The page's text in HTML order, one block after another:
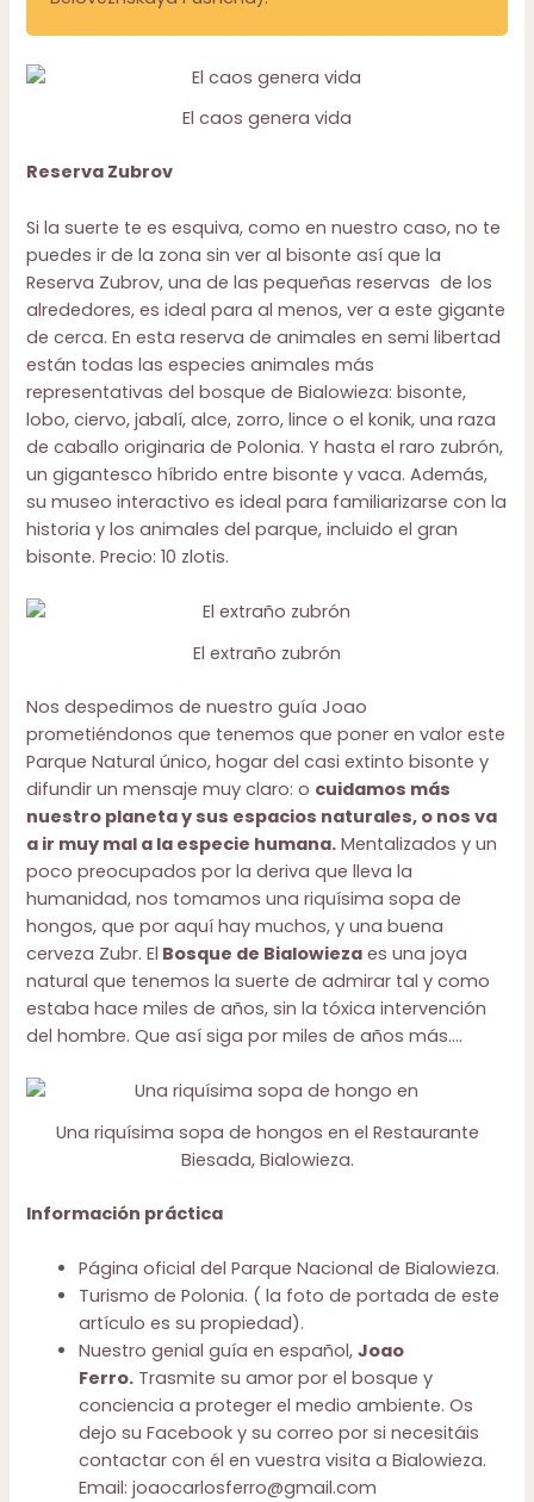
El caos genera vida
Reserva Zubrov
Si la suerte te es esquiva, como en nuestro caso, no te
puedes ir de la zona sin ver al bisonte así que la
Reserva Zubrov, una de las pequeñas reservas de los
alrededores, es ideal para al menos, ver a este gigante
de cerca. En esta reserva de animales en semi libertad
están todas las especies animales más
representativas del bosque de Bialowieza: bisonte,
lobo, ciervo, jabalí, alce, zorro, lince o el konik, una raza
de caballo originaria de Polonia. Y hasta el raro zubrón,
un gigantesco híbrido entre bisonte y vaca. Además,
su museo interactivo es ideal para familiarizarse con la
historia y los animales del parque, incluido el gran
bisonte. Precio: 10 zlotis.
El extraño zubrón
Nos despedimos de nuestro guía Joao
prometiéndonos que tenemos que poner en valor este
Parque Natural único, hogar del casi extinto bisonte y
difundir un mensaje muy claro: o cuidamos más
nuestro planeta y sus espacios naturales, o nos va
a ir muy mal a la especie humana. Mentalizados y un
poco preocupados por la deriva que lleva la
humanidad, nos tomamos una riquísima sopa de
hongos, que por aquí hay muchos, y una buena
cerveza Zubr. El Bosque de Bialowieza es una joya
natural que tenemos la suerte de admirar tal y como
estaba hace miles de años, sin la tóxica intervención
del hombre. Que así siga por miles de años más….
Una riquísima sopa de hongos en el Restaurante
Biesada, Bialowieza.
Información práctica
Página oficial del Parque Nacional de Bialowieza.
Turismo de Polonia. ( la foto de portada de este
artículo es su propiedad).
Nuestro genial guía en español,Joao
Ferro. Trasmite su amor por el bosque y
conciencia a proteger el medio ambiente. Os
dejo suFacebooky su correo por si necesitáis
contactar con él en vuestra visita a Bialowieza.
Email: joaocarlosferro@gmail.com